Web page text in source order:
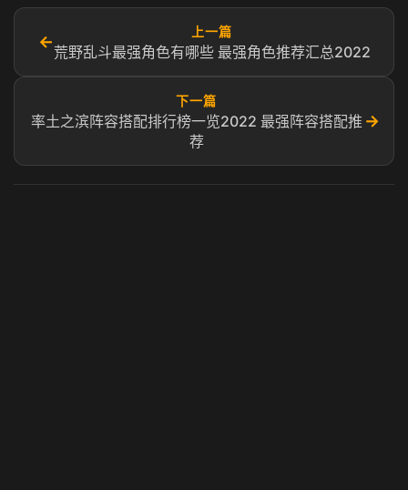
←
上一篇
荒野乱斗最强角色有哪些 最强角色推荐汇总2022
下一篇
率土之滨阵容搭配排行榜一览2022 最强阵容搭配推
荐
→